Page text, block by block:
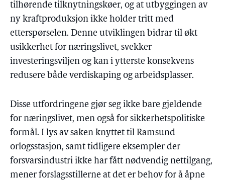
tilhørende tilknytningskøer, og at utbyggingen av
ny kraftproduksjon ikke holder tritt med
etterspørselen. Denne utviklingen bidrar til økt
usikkerhet for næringslivet, svekker
investeringsviljen og kan i ytterste konsekvens
redusere både verdiskaping og arbeidsplasser.
Disse utfordringene gjør seg ikke bare gjeldende
for næringslivet, men også for sikkerhetspolitiske
formål. I lys av saken knyttet til Ramsund
orlogsstasjon, samt tidligere eksempler der
forsvarsindustri ikke har fått nødvendig nettilgang,
mener forslagsstillerne at det er behov for å åpne